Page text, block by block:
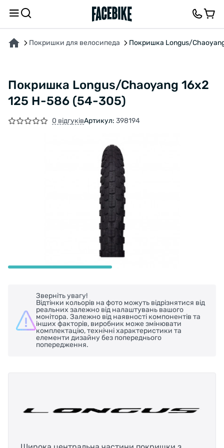
Покришки для велосипеда Покришка Longus/
Покришка Longus/Chaoyang 16x2
125 H-586 (54-305)
0 відгуківАртикул: 398194
Зверніть увагу!
Відтінки кольорів на фото можуть відрізнятися від
реальних залежно від налаштувань вашого
монітора. Залежно від наявності компонентів та
інших факторів, виробник може змінювати
комплектацію, технічні характеристики та
елементи дизайну без попереднього
попередження.
ПРО ТОВАР ХАРАКТЕРИСТИКИОПИС ВІДГУКИ ТА ЗАПИТАННЯ